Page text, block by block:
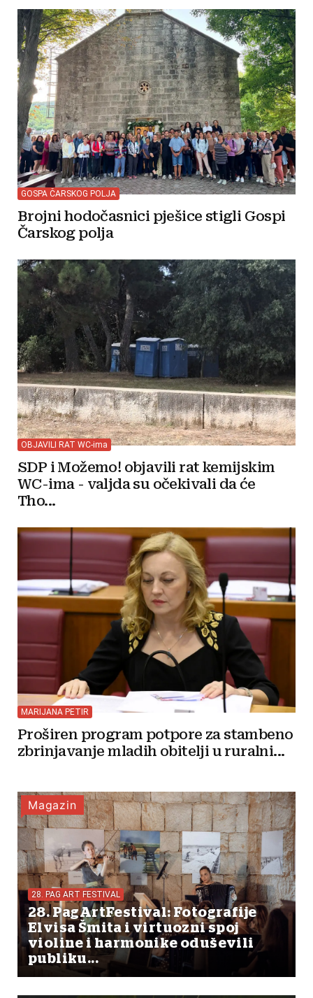
GOSPA ČARSKOG POLJA
Brojni hodočasnici pješice stigli Gospi
Čarskog polja
OBJAVILI RAT WC-ima
SDP i Možemo! objavili rat kemijskim
WC-ima - valjda su očekivali da će
Tho...
MARIJANA PETIR
Proširen program potpore za stambeno
zbrinjavanje mladih obitelji u ruralni...
Magazin
28. PAG ART FESTIVAL
28. PagArtFestival: Fotografije
Elvisa Šmita i virtuozni spoj
violine i harmonike oduševili
publiku...